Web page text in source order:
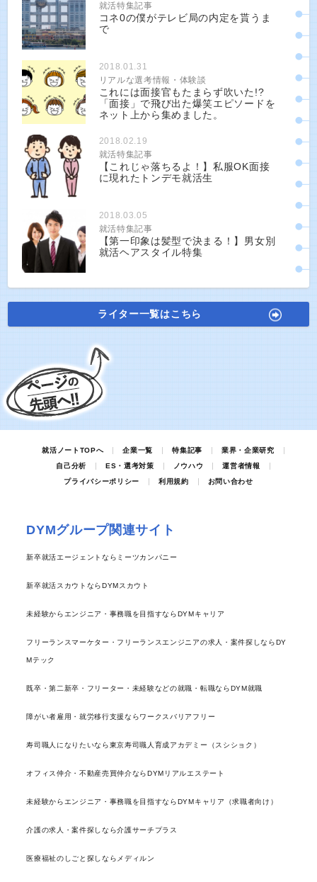
就活特集記事
コネ0の僕がテレビ局の内定を貰うま
で
2018.01.31
リアルな選考情報・体験談
これには面接官もたまらず吹いた!?
「面接」で飛び出た爆笑エピソードを
ネット上から集めました。
2018.02.19
就活特集記事
【これじゃ落ちるよ！】私服OK面接
に現れたトンデモ就活生
2018.03.05
就活特集記事
【第一印象は髪型で決まる！】男女別
就活ヘアスタイル特集
ライター一覧はこちら
就活ノートTOPへ 企業一覧 特集記事
業界・企業研究
自己分析
ES・選考対策 ノウハウ
運営者情報
プライバシーポリシー
利用規約 お問い合わせ
DYMグループ関連サイト
新卒就活エージェントならミーツカンパニー
新卒就活スカウトならDYMスカウト
未経験からエンジニア・事務職を目指すならDYMキャリア
フリーランスマーケター・フリーランスエンジニアの求人・案件探しならDY
Mテック
既卒・第二新卒・フリーター・未経験などの就職・転職ならDYM就職
障がい者雇用・就労移行支援ならワークスバリアフリー
寿司職人になりたいなら東京寿司職人育成アカデミー（スシショク）
オフィス仲介・不動産売買仲介ならDYMリアルエステート
未経験からエンジニア・事務職を目指すならDYMキャリア（求職者向け）
介護の求人・案件探しなら介護サーチプラス
医療福祉のしごと探しならメディルン